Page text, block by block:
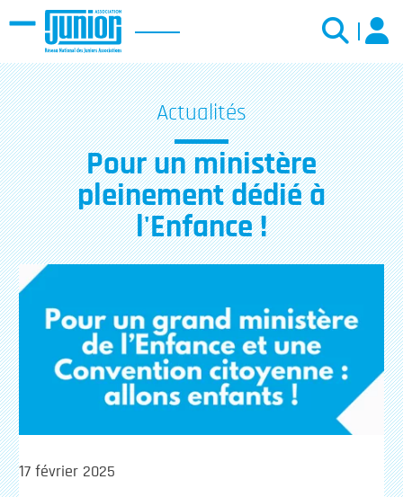
Menu
Actualités
Pour un ministère
pleinement dédié à
l'Enfance !
17 février 2025